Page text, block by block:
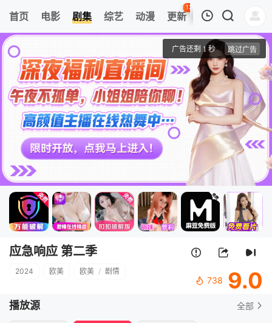
首页 电影 剧集 综艺 动漫 更新
126
热榜 APP
第01集
应急响应 第二季
清空
应急响应 第二季
2024 欧美 欧美 / 剧情
738 9.0
播放源 全部